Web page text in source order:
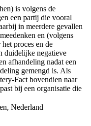
is volgens de
een partij die vooral
in meerdere gevallen
en (volgens
proces en de
duidelijke negatieve
afhandeling nadat een
gemengd is. Als
Fact bovendien naar
bij een organisatie die
Nederland